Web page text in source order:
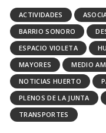
ACTIVIDADES
BARRIO SONORO
ESPACIO VIOLETA
MAYORES
MEDIO
NOTICIAS HUERTO
PLENOS DE LA JUNTA
TRANSPORTES